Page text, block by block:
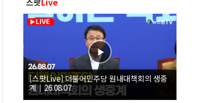
[스팟Live] 더불어민주당 원내대책회의 생중
계｜26.08.07